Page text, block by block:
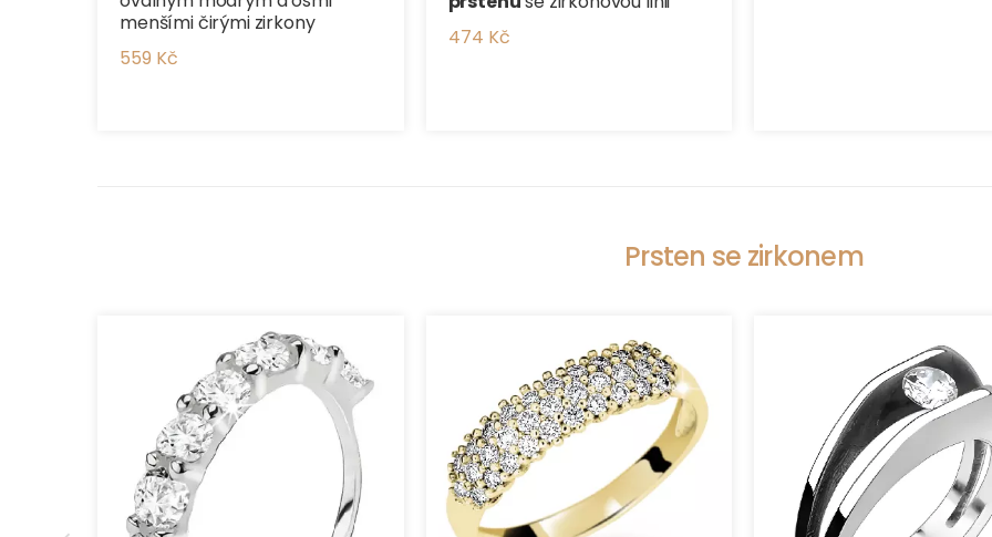
menšími čirými zirkony
559 Kč
474 Kč
Prsten se zirkonem